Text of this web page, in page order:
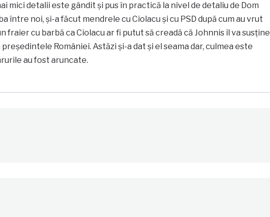
mici detalii este gândit și pus în practică la nivel de detaliu de Dom
între noi, și-a făcut mendrele cu Ciolacu și cu PSD după cum au vrut
fraier cu barbă ca Ciolacu ar fi putut să creadă că Johnnis îl va susține
României. Astăzi și-a dat și el seama dar, culmea este
au fost aruncate.